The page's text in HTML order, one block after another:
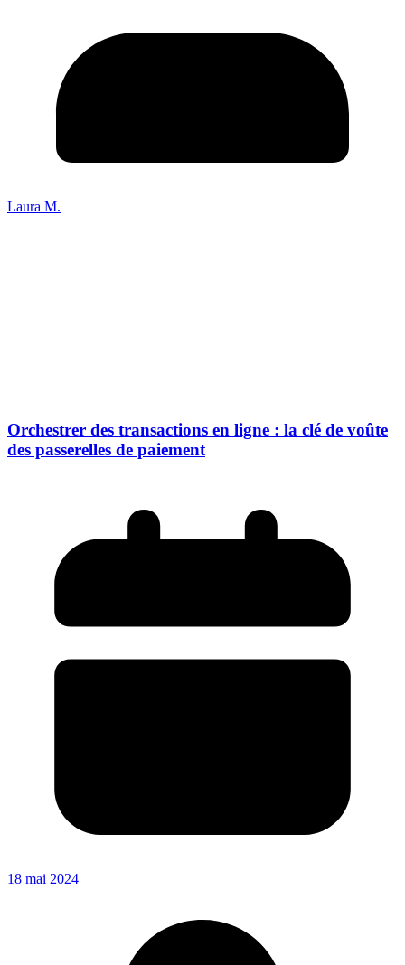
Laura M.
Orchestrer des transactions en ligne : la clé de voûte
des passerelles de paiement
18 mai 2024